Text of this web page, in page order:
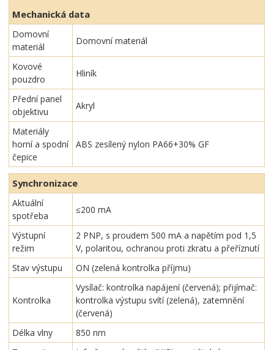
Mechanická data
Domovní
materiál
Domovní materiál
Kovové
pouzdro
Hliník
Přední panel
objektivu
Akryl
Materiály
horní a spodní
čepice
ABS zesílený nylon PA66+30% GF
Synchronizace
Aktuální
spotřeba
≤200 mA
Výstupní
režim
2 PNP, s proudem 500 mA a napětím pod 1,5
V, polaritou, ochranou proti zkratu a přeříznutí
Stav výstupu
ON (zelená kontrolka příjmu)
Kontrolka
Vysílač: kontrolka napájení (červená); přijímač:
kontrolka výstupu svítí (zelená), zatemnění
(červená)
Délka vlny
850 nm